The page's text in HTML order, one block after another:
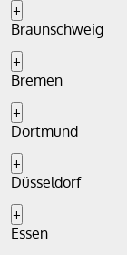
+
Braunschweig
+
Bremen
+
Dortmund
+
Düsseldorf
+
Essen